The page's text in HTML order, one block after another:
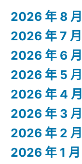
2026 年 8 月
2026 年 7 月
2026 年 6 月
2026 年 5 月
2026 年 4 月
2026 年 3 月
2026 年 2 月
2026 年 1 月